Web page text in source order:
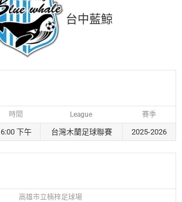
台中藍鯨
時間 League 賽季
6:00 下午 台灣木蘭足球聯賽 2025-2026
高雄市立楠梓足球場